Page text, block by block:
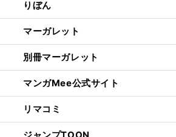
りぼん
マーガレット
別冊マーガレット
マンガMee公式サイト
リマコミ